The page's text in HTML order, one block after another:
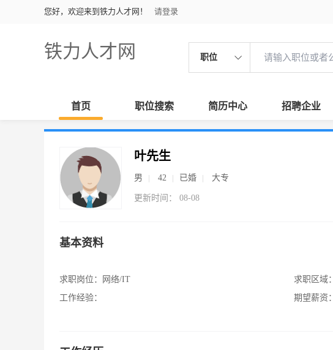
您好，欢迎来到铁力人才网！ 请登录
铁力人才网 职位
首页 职位搜索 简历中心 招聘企业
叶先生
男 42 已婚 大专
更新时间： 08-08
基本资料
求职岗位：
网络/IT
工作经验：
求职区域：
期望薪资：